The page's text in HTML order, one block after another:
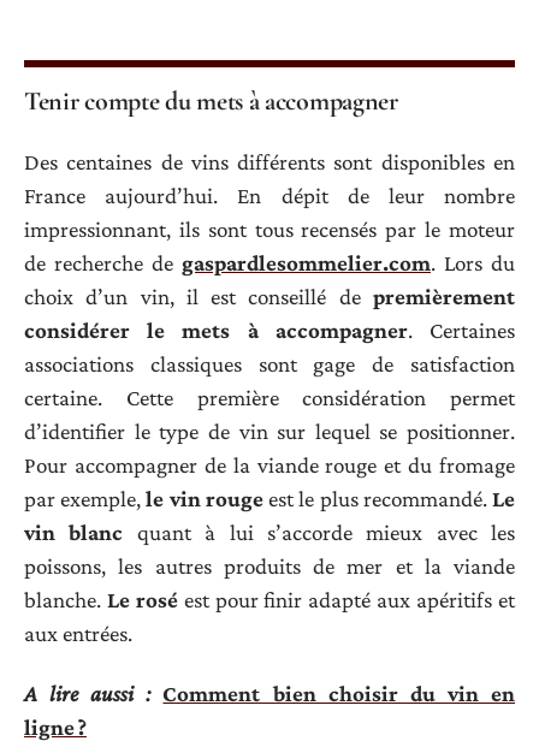
Tenir compte du mets à accompagner
Des centaines de vins différents sont disponibles en
France aujourd’hui. En dépit de leur nombre
impressionnant, ils sont tous recensés par le moteur
de recherche de gaspardlesommelier.com. Lors du
choix d’un vin, il est conseillé de premièrement
considérer le mets à accompagner. Certaines
associations classiques sont gage de satisfaction
certaine. Cette première considération permet
d’identifier le type de vin sur lequel se positionner.
Pour accompagner de la viande rouge et du fromage
par exemple,le vin rougeest le plus recommandé.Le
vin blanc quant à lui s’accorde mieux avec les
poissons, les autres produits de mer et la viande
blanche. Le roséest pour finir adapté aux apéritifs et
aux entrées.
A lire aussi : Comment bien choisir du vin en
ligne ?